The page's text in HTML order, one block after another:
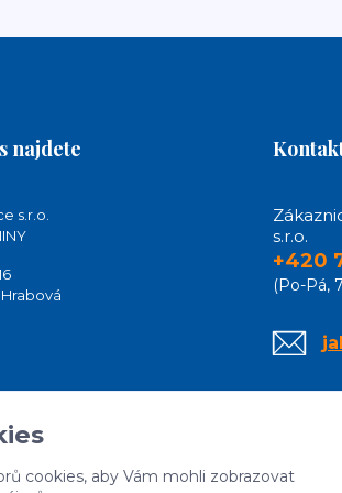
najdete
s.r.o.
s.r.o.
+420
(Po-Pá,
cookies, aby Vám mohli zobrazovat